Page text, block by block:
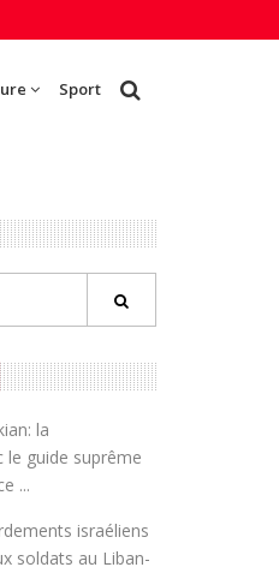
Sport
la
guide suprême
...
israéliens
soldats au Liban-